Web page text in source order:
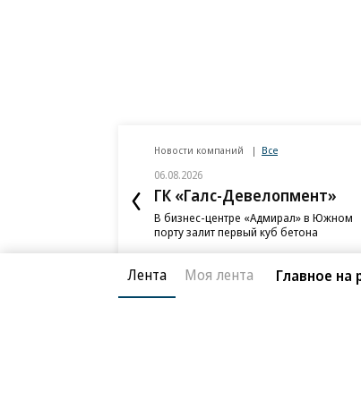
Новости компаний Все
06.08.2026
ГК «Галс-Девелопмент»
В бизнес-центре «Адмирал» в Южном
порту залит первый куб бетона
Лента Моя лента Главное на